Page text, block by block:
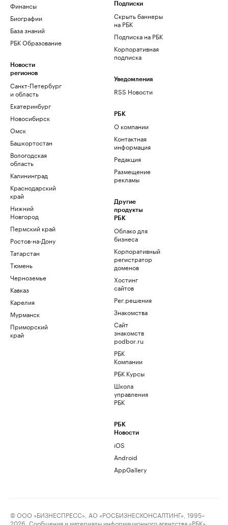
Финансы
Биографии
База знаний
РБК Образование
Новости
регионов
Санкт-Петербург
и область
Екатеринбург
Новосибирск
Омск
Башкортостан
Вологодская
область
Калининград
Краснодарский
край
Нижний
Новгород
Пермский край
Ростов-на-Дону
Татарстан
Тюмень
Черноземье
Кавказ
Карелия
Мурманск
Приморский
край
Подписки
Скрыть баннеры
на РБК
Подписка на РБК
Корпоративная
подписка
Уведомления
RSS Новости
РБК
О компании
Контактная
информация
Редакция
Размещение
рекламы
Другие
продукты
РБК
Облако для
бизнеса
Корпоративный
регистратор
доменов
Хостинг
сайтов
Рег.решения
Знакомства
Сайт
знакомств
podbor.ru
РБК
Компании
РБК Курсы
Школа
управления
РБК
РБК
Новости
iOS
Android
AppGallery
© ООО «БИЗНЕСПРЕСС», АО «РОСБИЗНЕСКОНСАЛТИНГ», 1995–
2026. Сообщения и материалы информационного агентства «РБК»